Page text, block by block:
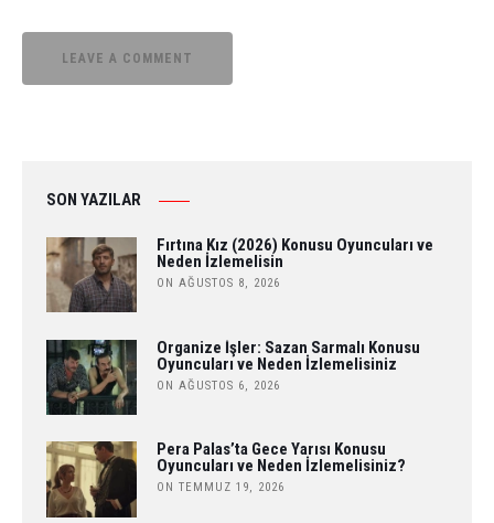
SON YAZILAR
Fırtına Kız (2026) Konusu Oyuncuları ve
Neden İzlemelisin
ON AĞUSTOS 8, 2026
Organize İşler: Sazan Sarmalı Konusu
Oyuncuları ve Neden İzlemelisiniz
ON AĞUSTOS 6, 2026
Pera Palas’ta Gece Yarısı Konusu
Oyuncuları ve Neden İzlemelisiniz?
ON TEMMUZ 19, 2026